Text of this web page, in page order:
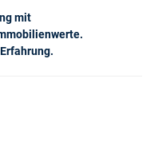
mit